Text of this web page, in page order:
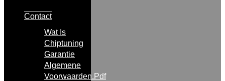
Contact
Wat Is
Chiptuning
Garantie
Algemene
Voorwaarden.pdf